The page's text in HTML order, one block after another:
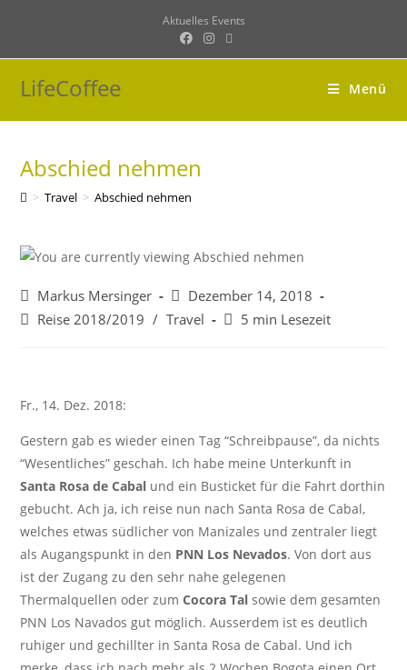
springen
Aktuelles Events
LifeCoffee Menü
Abschied nehmen
> Travel > Abschied nehmen
Beitrags-
Autor:
Markus Mersinger
Beitrag
veröffentlicht:
Dezember 14, 2018
Beitrags-
Reise 2018/2019 / Travel Lesedauer:
5 min Lesezeit
Fr., 14. Dez. 2018:
Gestern gab es wieder einen Tag “Schreibpause”, da nichts
“Wesentliches” geschah. Ich habe meine Unterkunft in
Santa Rosa de Cabal und ein Busticket für die Fahrt dorthin
gebucht. Ach ja, ich reise nun nach Santa Rosa de Cabal,
welches etwas südlicher von Manizales und zentraler liegt
als Augangspunkt in den PNN Los Nevados. Von dort aus
ist der Zugang zu den sehr nahe gelegenen
Thermalquellen oder zum Cocora Tal sowie dem gesamten
PNN Los Navados gut möglich. Ausserdem ist es deutlich
ruhiger und gechillter in Santa Rosa de Cabal. Und ich